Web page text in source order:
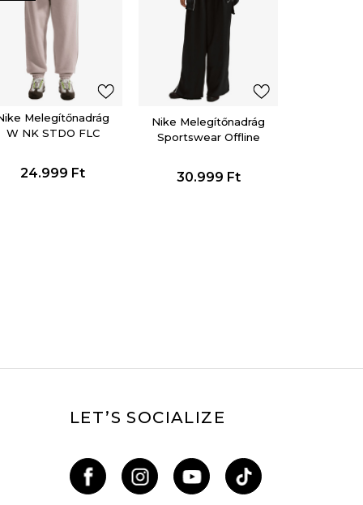
Melegítőnadrág
W NK STDO FLC
24.999 Ft
Nike Melegítőnadrág
Sportswear Offline
30.999 Ft
LET’S SOCIALIZE